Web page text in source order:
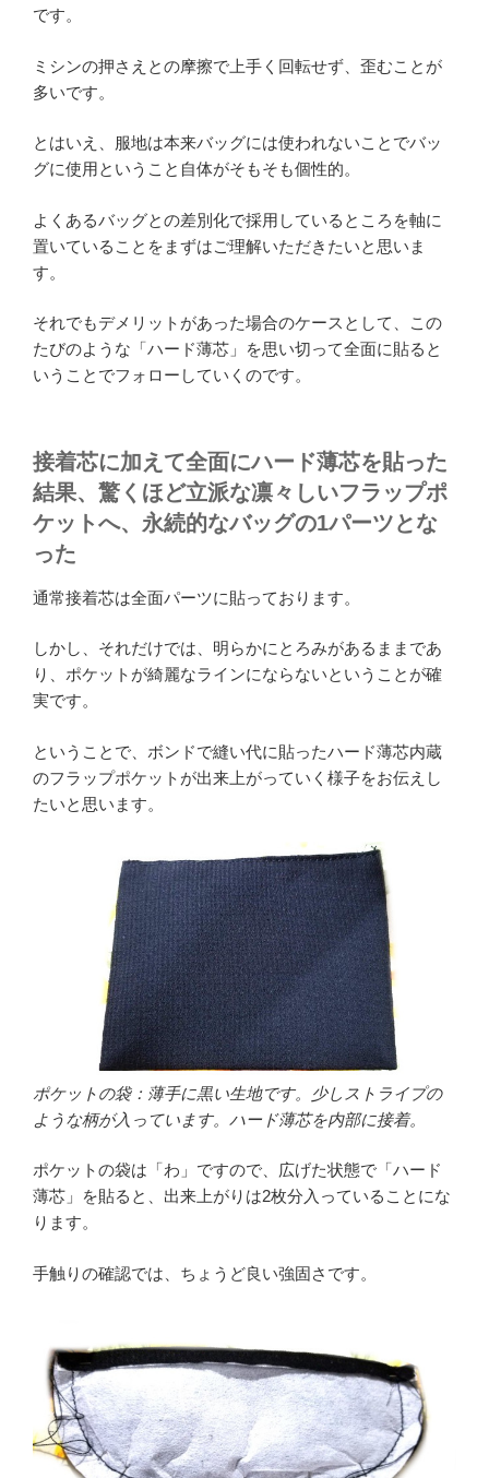
です。
ミシンの押さえとの摩擦で上手く回転せず、歪むことが
多いです。
とはいえ、服地は本来バッグには使われないことでバッ
グに使用ということ自体がそもそも個性的。
よくあるバッグとの差別化で採用しているところを軸に
置いていることをまずはご理解いただきたいと思いま
す。
それでもデメリットがあった場合のケースとして、この
たびのような「ハード薄芯」を思い切って全面に貼ると
いうことでフォローしていくのです。
接着芯に加えて全面にハード薄芯を貼った
結果、驚くほど立派な凛々しいフラップポ
ケットへ、永続的なバッグの1パーツとな
った
通常接着芯は全面パーツに貼っております。
しかし、それだけでは、明らかにとろみがあるままであ
り、ポケットが綺麗なラインにならないということが確
実です。
ということで、ボンドで縫い代に貼ったハード薄芯内蔵
のフラップポケットが出来上がっていく様子をお伝えし
たいと思います。
ポケットの袋：薄手に黒い生地です。少しストライプの
ような柄が入っています。ハード薄芯を内部に接着。
ポケットの袋は「わ」ですので、広げた状態で「ハード
薄芯」を貼ると、出来上がりは2枚分入っていることにな
ります。
手触りの確認では、ちょうど良い強固さです。